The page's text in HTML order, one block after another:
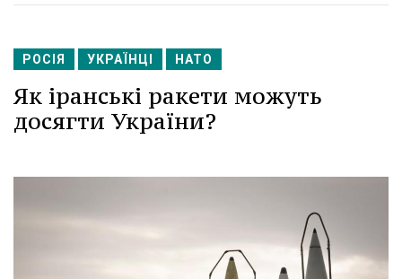
РОСІЯ УКРАЇНЦІ НАТО
Як іранські ракети можуть
досягти України?